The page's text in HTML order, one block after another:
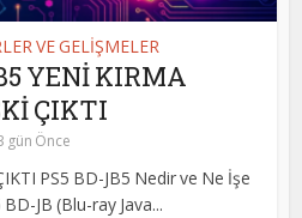
VE GELİŞMELER
YENİ KIRMA
ÇIKTI
gün Önce
PS5 BD-JB5 Nedir ve Ne İşe
JB (Blu-ray Java...